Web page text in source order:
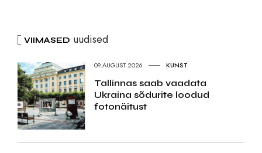
VIIMASED uudised
09.AUGUST 2026 KUNST
Tallinnas saab vaadata
Ukraina sõdurite loodud
fotonäitust